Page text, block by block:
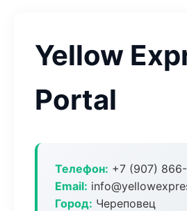
Yellow
Portal
Телефон: +7 (907)
Email:
Город: Череповец